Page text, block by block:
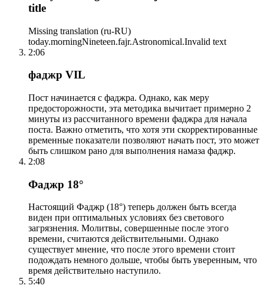
title
Missing translation (ru-RU)
today.morningNineteen.fajr.Astronomical.Invalid text
2:06
фаджр VIL
Пост начинается с фаджра. Однако, как меру
предосторожности, эта методика вычитает примерно 2
минуты из рассчитанного времени фаджра для начала
поста. Важно отметить, что хотя эти скорректированные
временные показатели позволяют начать пост, это может
быть слишком рано для выполнения намаза фаджр.
2:08
Фаджр 18°
Настоящий Фаджр (18°) теперь должен быть всегда
виден при оптимальных условиях без светового
загрязнения. Молитвы, совершенные после этого
времени, считаются действительными. Однако
существует мнение, что после этого времени стоит
подождать немного дольше, чтобы быть уверенным, что
время действительно наступило.
5:40